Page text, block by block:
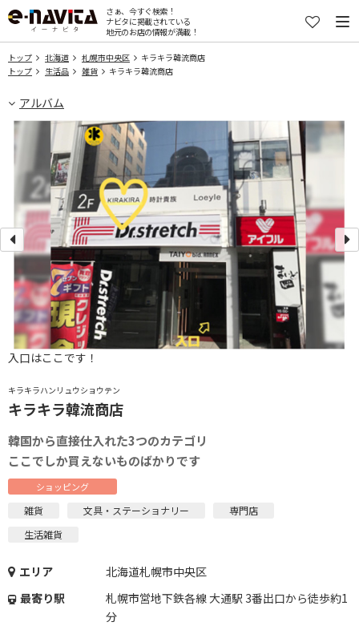
さぁ、今すぐ検索！
ナビタに掲載されている
地元のお店の情報が満載！
トップ 北海道 札幌市中央区
キラキラ韓流商店
トップ
生活品 雑貨 キラキラ韓流商店
アルバム
キラキラハンリュウショウテン
キラキラ韓流商店
韓国から直接仕入れた3つのカテゴリ
ここでしか買えないものばかりです
ショッピング
雑貨 文具・ステーショナリー
専門店
生活雑貨
エリア
北海道札幌市中央区
最寄り駅
札幌市営地下鉄各線 大通駅 3番出口から徒歩約1
分
入口はここです！